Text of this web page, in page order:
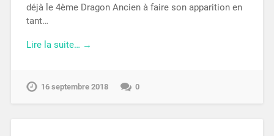
déjà le 4ème Dragon Ancien à faire son apparition en
tant…
Lire la suite… →
16 septembre 2018 0